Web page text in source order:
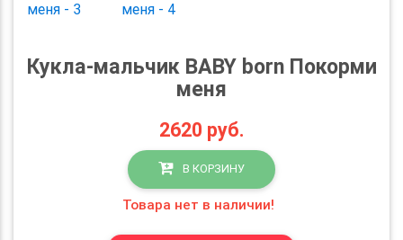
Кукла-мальчик BABY born Покорми
меня
2620 руб.
В КОРЗИНУ
Товара нет в наличии!